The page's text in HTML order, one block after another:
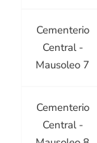
Cementerio
Central -
Mausoleo 7
Cementerio
Central -